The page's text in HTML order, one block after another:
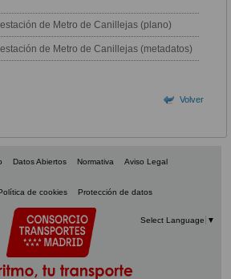
de Metro de Canillejas (plano)
de Metro de Canillejas (metadatos)
Volver
Datos Abiertos Normativa Aviso Legal
de cookies Protección de datos
Select Language ▼